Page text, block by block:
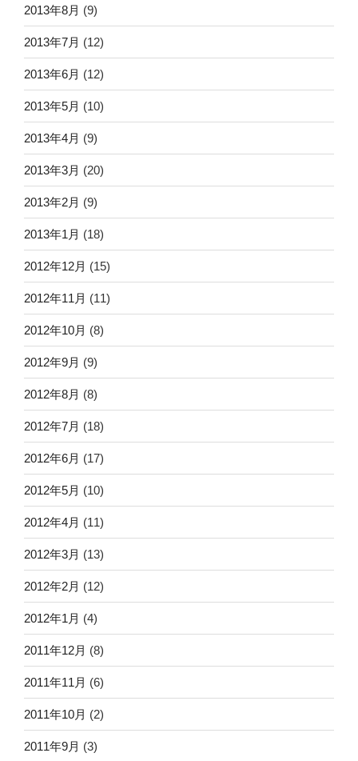
2013年8月 (9)
2013年7月 (12)
2013年6月 (12)
2013年5月 (10)
2013年4月 (9)
2013年3月 (20)
2013年2月 (9)
2013年1月 (18)
2012年12月 (15)
2012年11月 (11)
2012年10月 (8)
2012年9月 (9)
2012年8月 (8)
2012年7月 (18)
2012年6月 (17)
2012年5月 (10)
2012年4月 (11)
2012年3月 (13)
2012年2月 (12)
2012年1月 (4)
2011年12月 (8)
2011年11月 (6)
2011年10月 (2)
2011年9月 (3)